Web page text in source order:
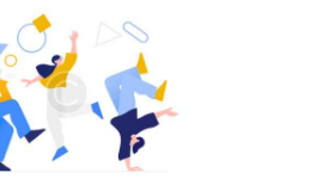
febrero 26, 2019